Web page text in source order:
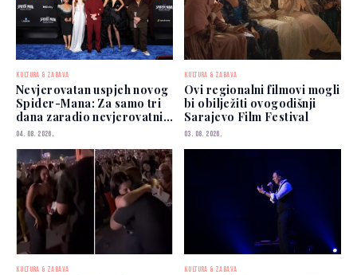
KULTURA & ZABAVA
Nevjerovatan uspjeh novog
Spider-Mana: Za samo tri
dana zaradio nevjerovatnih
927 miliona dolara
04. 08. 2026.
KULTURA & ZABAVA
Ovi regionalni filmovi mogli
bi obilježiti ovogodišnji
Sarajevo Film Festival
03. 08. 2026.
KULTURA & ZABAVA KULTURA & ZABAVA